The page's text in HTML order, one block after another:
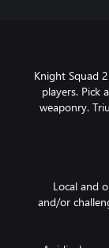
Knight Squad
players. Pick
weaponry.
Local and
and/or